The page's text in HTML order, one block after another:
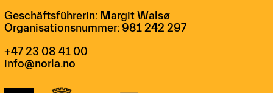
Geschäftsführerin: Margit Walsø
Organisationsnummer: 981 242 297
+47 23 08 41 00
info@norla.no